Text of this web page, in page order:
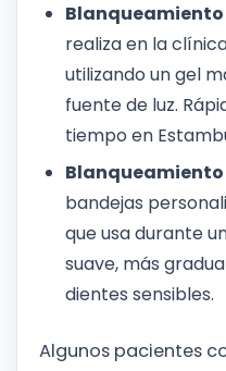
realiza en la
utilizando un gel
fuente de luz.
tiempo en
bandejas
que usa durante
suave, más
dientes sensibles.
Algunos pacientes